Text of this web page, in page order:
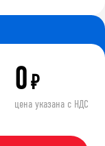
0₽
цена указана с НДС